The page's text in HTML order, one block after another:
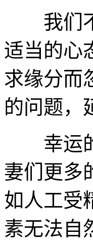
我们不
适当的心
求缘分而
的问题，
幸运的
妻们更多
如人工受
素无法自